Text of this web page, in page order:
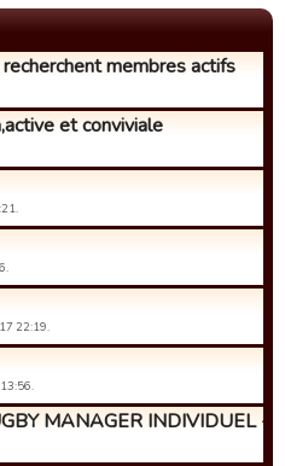
membres actifs
et conviviale
22:19.
MANAGER INDIVIDUEL -